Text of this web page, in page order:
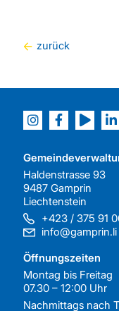
zurück
Haldenstrasse 93
9487 Gamprin
Liechtenstein
+423 / 375 91
info@gamprin.li
Öffnungszeiten
Montag bis Freitag
07.30 – 12:00
Nachmittags nach